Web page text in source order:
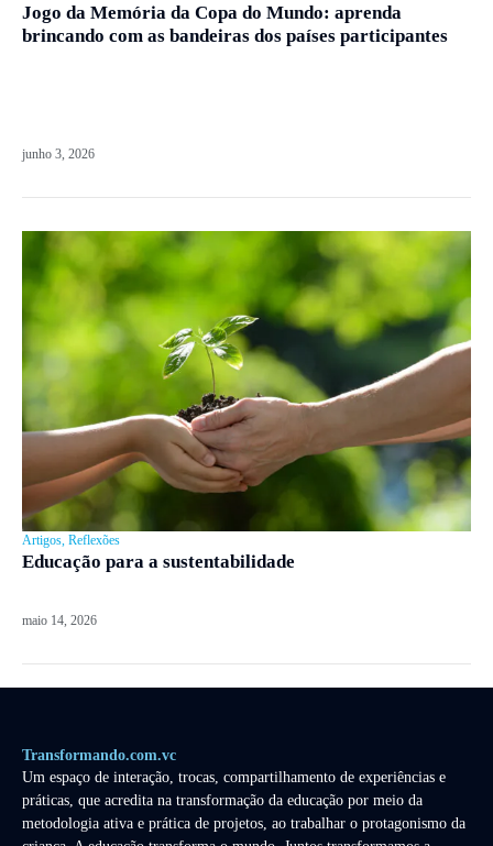
Jogo da Memória da Copa do Mundo: aprenda
brincando com as bandeiras dos países participantes
junho 3, 2026
Artigos Reflexões
Educação para a sustentabilidade
maio 14, 2026
Transformando.com.vc
Um espaço de interação, trocas, compartilhamento de experiências e
práticas, que acredita na transformação da educação por meio da
metodologia ativa e prática de projetos, ao trabalhar o protagonismo da